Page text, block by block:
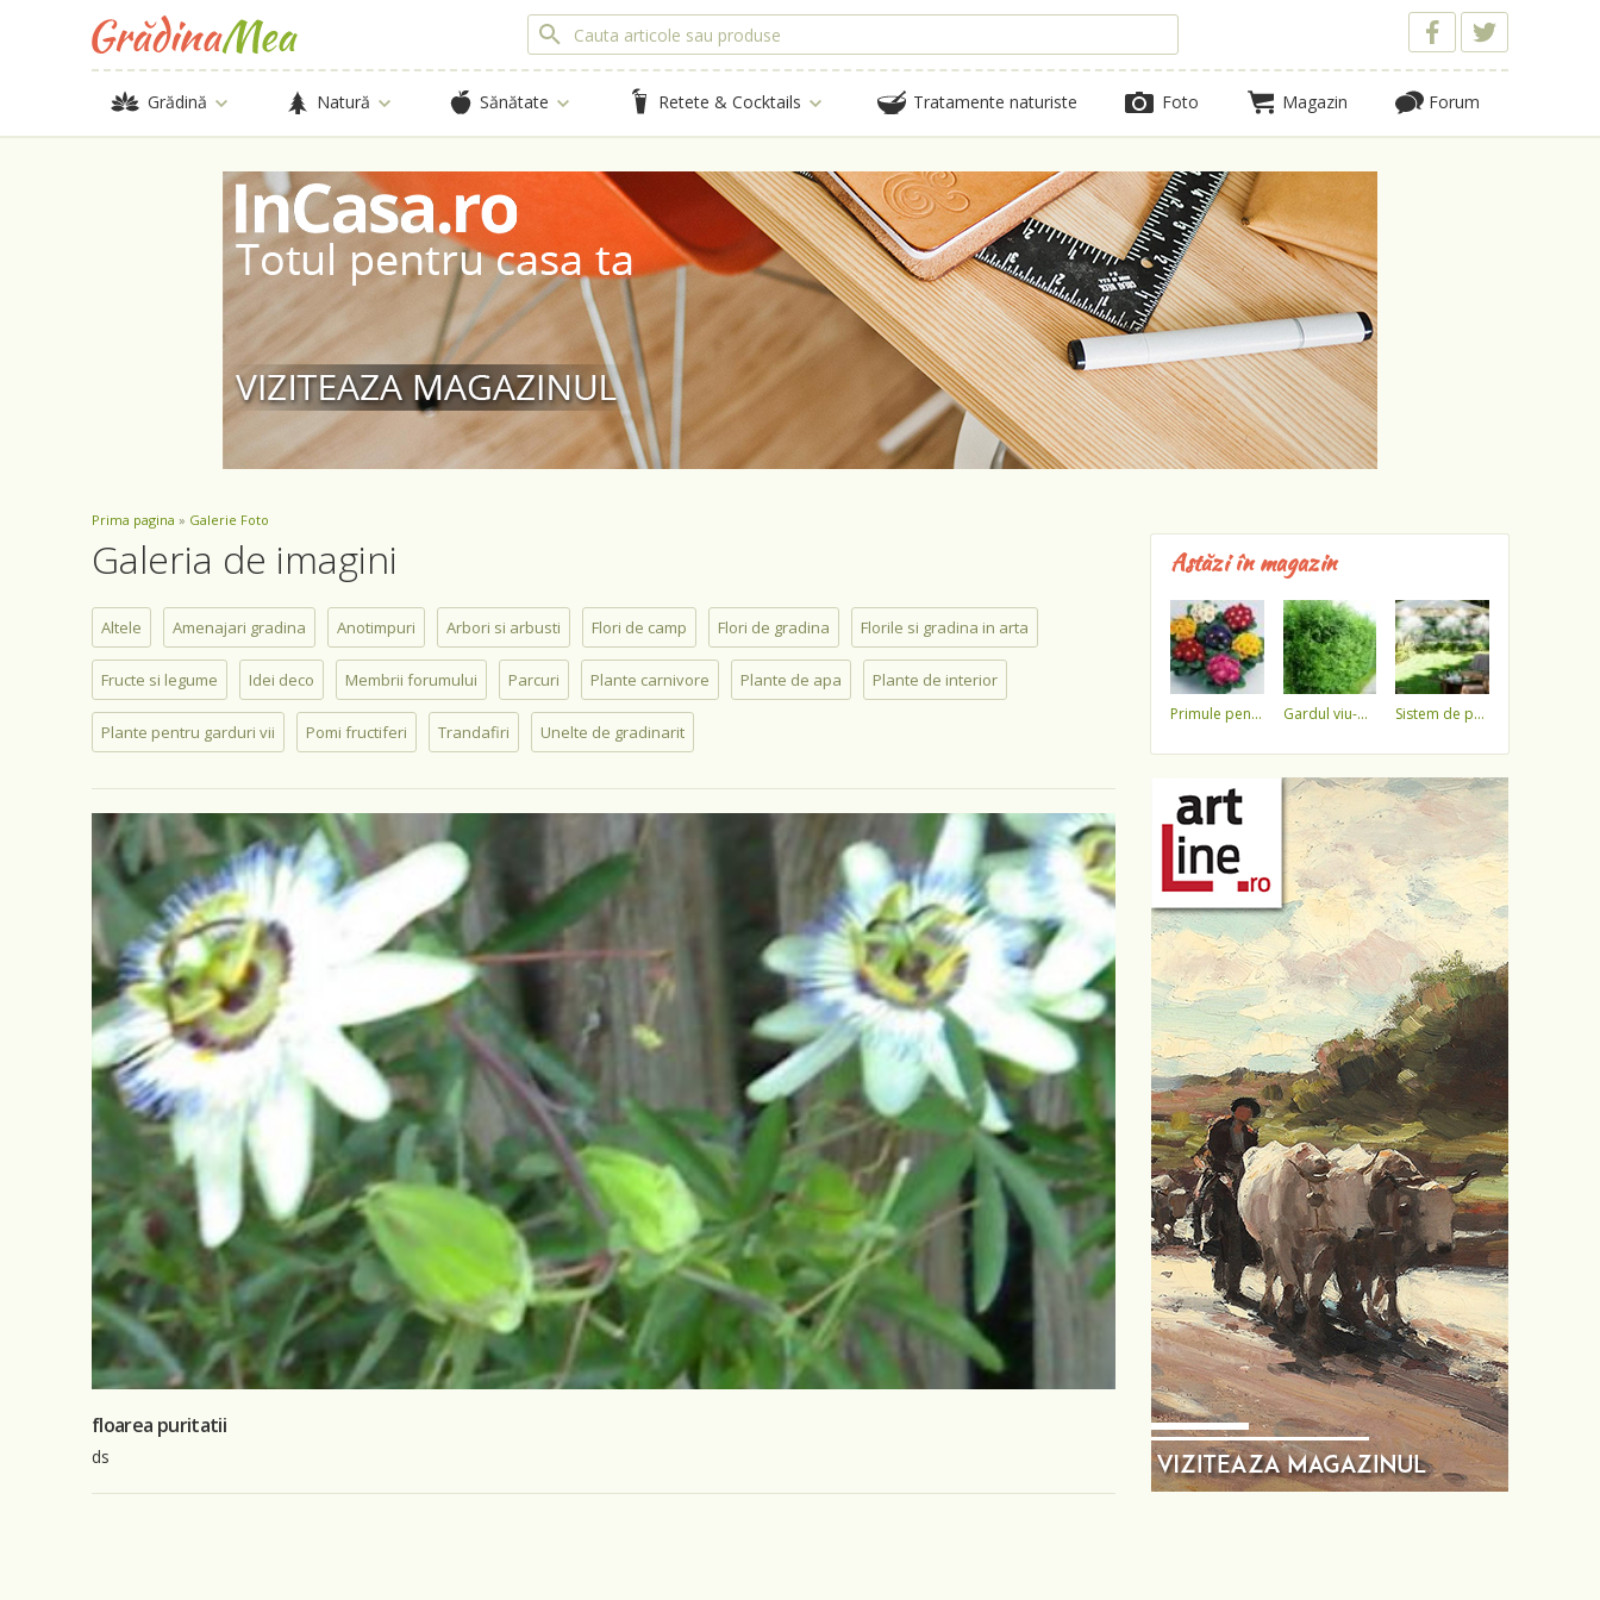
Grădină Natură Sănătate Retete & Cocktails Tratamente naturiste Foto Magazin Forum
Prima pagina » Galerie Foto
Galeria de imagini
Altele Amenajari gradina Anotimpuri Arbori si arbusti Flori de camp Flori de gradina Florile si gradina in arta
Fructe si legume Idei deco Membrii forumului Parcuri Plante carnivore Plante de apa Plante de interior
Plante pentru garduri vii Pomi fructiferi Trandafiri Unelte de gradinarit
floarea puritatii
ds
Astăzi în magazin
primule pentru 1 martie 3,5 lei / ghiveci !!!! gardul viu-minune! sistem de pulverizare a apei